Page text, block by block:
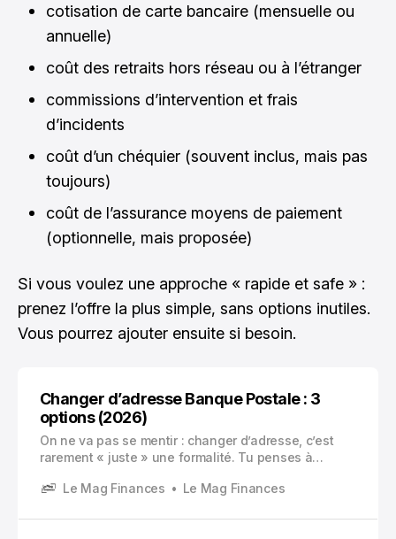
cotisation de carte bancaire (mensuelle ou
annuelle)
coût des retraits hors réseau ou à l’étranger
commissions d’intervention et frais
d’incidents
coût d’un chéquier (souvent inclus, mais pas
toujours)
coût de l’assurance moyens de paiement
(optionnelle, mais proposée)
Si vous voulez une approche « rapide et safe » :
prenez l’offre la plus simple, sans options inutiles.
Vous pourrez ajouter ensuite si besoin.
Changer d’adresse Banque Postale : 3
options (2026)
On ne va pas se mentir : changer d’adresse, c’est
rarement « juste » une formalité. Tu penses à
milieu de tout ça, ta banque.
Le Mag Finances Le Mag Finances